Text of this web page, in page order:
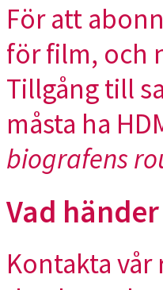
För att
för film, och
Tillgång till
måsta ha
biografens
Vad
Kontakta vår